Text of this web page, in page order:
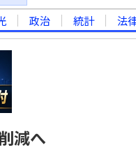
政治 統計 法
減へ